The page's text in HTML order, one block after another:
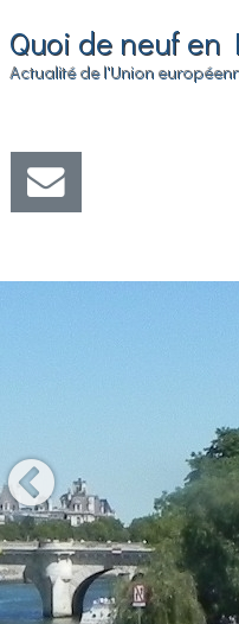
Quoi de neuf en
Actualité de l'Union